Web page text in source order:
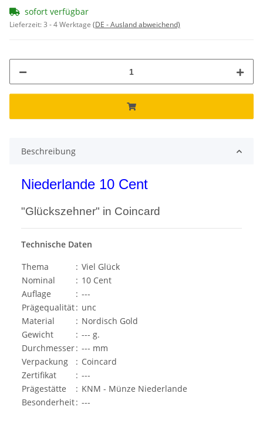
sofort verfügbar
Lieferzeit:3 - 4 Werktage (DE - Ausland abweichend)
Beschreibung
Niederlande 10 Cent
"Glückszehner" in Coincard
Technische Daten
Thema
: Viel Glück
Nominal
: 10 Cent
Auflage
: ---
Prägequalität: unc
Material
: Nordisch Gold
Gewicht
: --- g.
Durchmesser: --- mm
Verpackung
: Coincard
Zertifikat
: ---
Prägestätte
: KNM - Münze Niederlande
Besonderheit: ---